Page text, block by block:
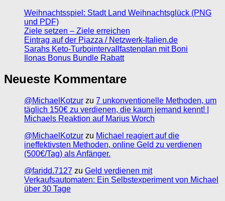
Weihnachtsspiel: Stadt Land Weihnachtsglück (PNG
und PDF)
Ziele setzen – Ziele erreichen
Eintrag auf der Piazza / Netzwerk-Italien.de
Sarahs Keto-Turbointervallfastenplan mit Boni
Ilonas Bonus Bundle Rabatt
Neueste Kommentare
@MichaelKotzur zu 7 unkonventionelle Methoden, um
täglich 150€ zu verdienen, die kaum jemand kennt! |
Michaels Reaktion auf Marius Worch
@MichaelKotzur zu Michael reagiert auf die
ineffektivsten Methoden, online Geld zu verdienen
(500€/Tag) als Anfänger.
@faridd.7127 zu Geld verdienen mit
Verkaufsautomaten: Ein Selbstexperiment von Michael
über 30 Tage